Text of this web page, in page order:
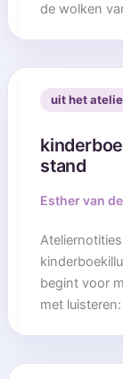
de wolken
uit het
stand
Esther van
begint voor
met